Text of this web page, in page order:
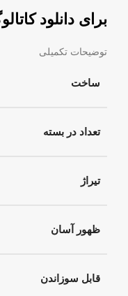
برای دانلود
توضیحات تکمیلی
ساخت
تعداد در بسته
تیراژ
ظهور آسان
قابل سوزاندن